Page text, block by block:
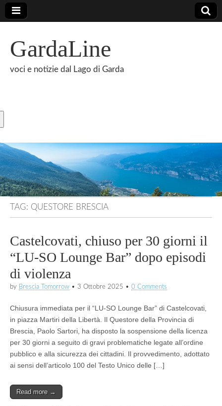
GardaLine
voci e notizie dal Lago di Garda
TAG: QUESTORE BRESCIA
Castelcovati, chiuso per 30 giorni il
“LU-SO Lounge Bar” dopo episodi
di violenza
by Brescia Tomorrow • 3 Ottobre 2025 • 0 Comments
Chiusura immediata per il “LU-SO Lounge Bar” di Castelcovati,
in piazza Martiri della Libertà. Il Questore della Provincia di
Brescia, Paolo Sartori, ha disposto la sospensione della licenza
per 30 giorni a seguito di gravi problematiche legate all’ordine
pubblico e alla sicurezza dei cittadini. Il provvedimento, adottato
ai sensi dell’articolo 100 del Testo Unico delle […]
Read more →